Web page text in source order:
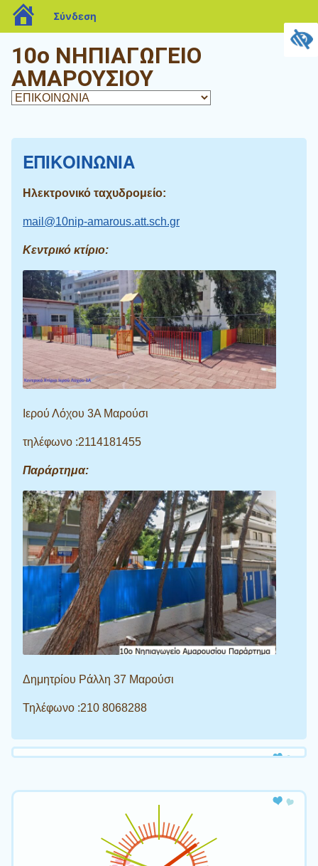
10o ΝΗΠΙΑΓΩΓΕΙΟ
ΑΜΑΡΟΥΣΙΟΥ
ΕΠΙΚΟΙΝΩΝΙΑ
Ηλεκτρονικό ταχυδρομείο:
mail@10nip-amarous.att.sch.gr
Κεντρικό κτίριο:
Ιερού Λόχου 3Α Μαρούσι
τηλέφωνο :2114181455
Παράρτημα:
Δημητρίου Ράλλη 37 Μαρούσι
Τηλέφωνο :210 8068288
blogs.sch.gr
Σύνδεση